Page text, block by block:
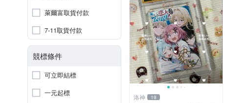
萊爾富取貨付款
7-11取貨付款
競標條件
可立即結標
一元起標
洛神 19